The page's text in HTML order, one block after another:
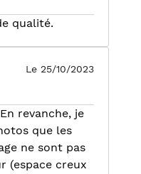
qualité.
Le 25/10/2023
revanche, je
que les
ne sont pas
(espace creux